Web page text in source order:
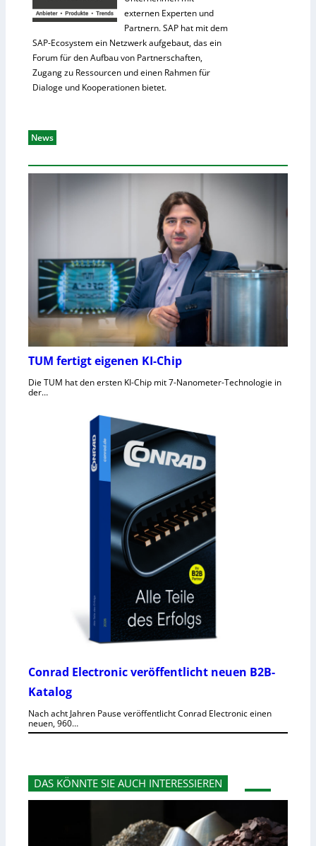
externen Experten und
Partnern. SAP hat mit dem
SAP-Ecosystem ein Netzwerk aufgebaut, das ein
Forum für den Aufbau von Partnerschaften,
Zugang zu Ressourcen und einen Rahmen für
Dialoge und Kooperationen bietet.
News
TUM fertigt eigenen KI-Chip
Die TUM hat den ersten KI-Chip mit 7-Nanometer-Technologie in
der…
Conrad Electronic veröffentlicht neuen B2B-
Katalog
Nach acht Jahren Pause veröffentlicht Conrad Electronic einen
neuen, 960…
DAS KÖNNTE SIE AUCH INTERESSIEREN